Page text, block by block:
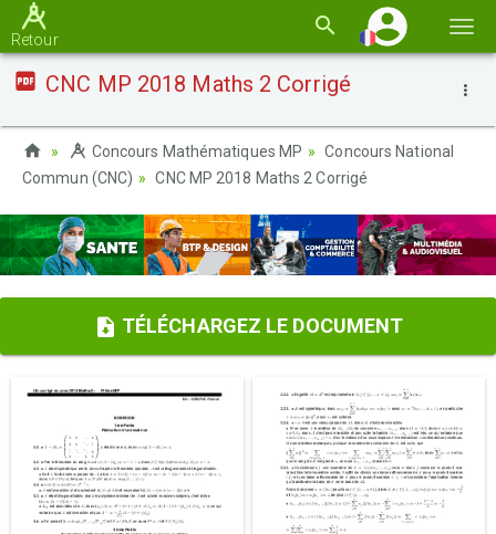
la
Retour
CNC MP 2018 Maths 2 Corrigé
Concours Mathématiques MP
Concours National
Commun (CNC)
CNC MP 2018 Maths 2 Corrigé
TÉLÉCHARGEZ LE DOCUMENT